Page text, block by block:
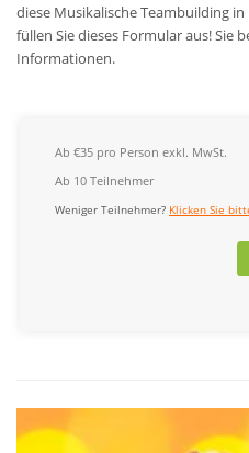
diese Musikalische Teambuilding
füllen Sie dieses Formular aus! Sie
Informationen.
Ab €35 pro Person exkl. MwSt.
Ab 10 Teilnehmer
Weniger Teilnehmer? Klicken Sie